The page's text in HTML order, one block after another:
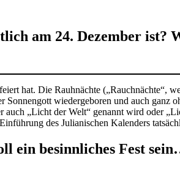
am 24. Dezember ist?
hat. Die Rauhnächte („Rauchnächte“,
wiedergeboren und auch ganz
„Licht der Welt“ genannt wird oder
des Julianischen Kalenders
ein besinnliches Fest